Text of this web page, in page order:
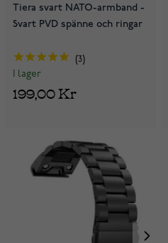
Tiera svart NATO-armband -
Svart PVD spänne och ringar
3
I lager
199,00 Kr